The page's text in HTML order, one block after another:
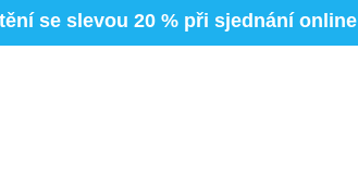
se slevou 20 % při sjednání online